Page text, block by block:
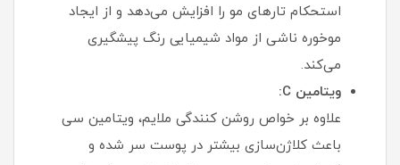
استحکام تارهای مو را افزایش می‌دهد و از ایجاد
موخوره ناشی از مواد شیمیایی رنگ پیشگیری
می‌کند.
ویتامین C:
علاوه بر خواص روشن کنندگی ملایم، ویتامین سی
باعث کلاژن‌سازی بیشتر در پوست سر شده و